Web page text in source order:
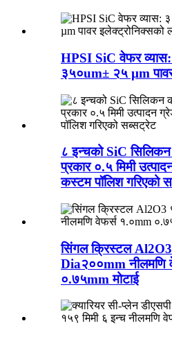
HPSI SiC वेफर व्यास:
३५०um± २५ µm
८ इन्चको SiC
प्रकार ०.५ मिमी
कस्टम पॉलिश गरिएको
सिंगल क्रिस्टल
Dia२००mm नीलमणि
०.७५mm मोटाई